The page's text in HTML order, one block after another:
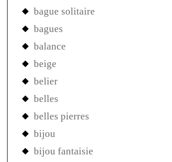
bague solitaire
bagues
balance
beige
belier
belles
belles pierres
bijou
bijou fantaisie